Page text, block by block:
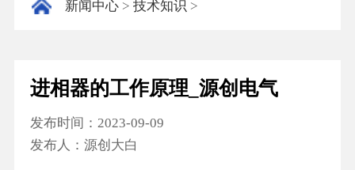
新闻中心 >技术知识 >
进相器的工作原理_源创电气
发布时间： 2023-09-09
发布人： 源创大白